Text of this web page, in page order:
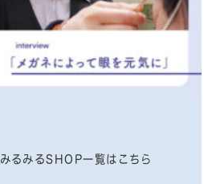
みるみるSHOP一覧はこち ら